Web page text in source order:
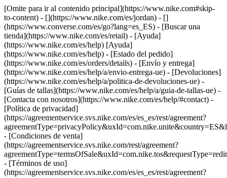
[Omite para ir al contenido principal](https://www.nike.com#skip-
to-content) - [](https://www.nike.com/es/jordan) - []
(https://www.converse.com/es/go?lang=es_ES) - [Buscar una
tienda](https://www.nike.com/es/retail) - [Ayuda]
(https://www.nike.com/es/help) [Ayuda]
(https://www.nike.com/es/help) - [Estado del pedido]
(https://www.nike.com/es/orders/details) - [Envío y entrega]
(https://www.nike.com/es/help/a/envio-entrega-ue) - [Devoluciones]
(https://www.nike.com/es/help/a/politica-de-devoluciones-ue) -
[Guías de tallas](https://www.nike.com/es/help/a/guia-de-tallas-ue) -
[Contacta con nosotros](https://www.nike.com/es/help/#contact) -
[Política de privacidad]
(https://agreementservice.svs.nike.com/es/es_es/rest/agreement?
- [Condiciones de venta]
(https://agreementservice.svs.nike.com/rest/agreement?
- [Términos de uso]
(https://agreementservice.svs.nike.com/es/es_es/rest/agreement?